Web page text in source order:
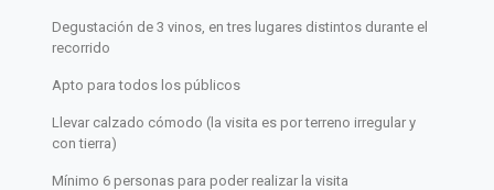
Degustación de 3 vinos, en tres lugares distintos durante el
recorrido
Apto para todos los públicos
Llevar calzado cómodo (la visita es por terreno irregular y
con tierra)
Mínimo 6 personas para poder realizar la visita